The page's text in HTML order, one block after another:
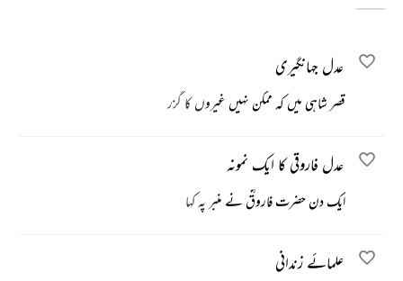
عدل جہانگیری
قصر شاہی میں کہ ممکن نہیں غیروں کا گزر
عدل فاروقی کا ایک نمونہ
ایک دن حضرت فاروقؓ نے منبر پہ کہا
علمائے زندانی